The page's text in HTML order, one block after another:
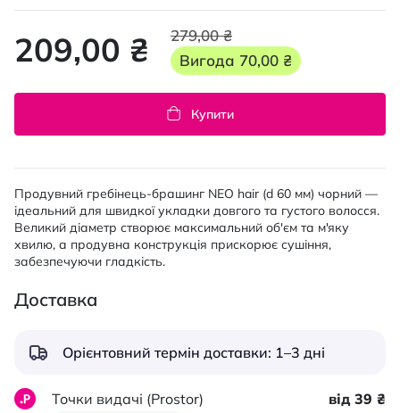
209,00 ₴
279,00 ₴
Вигода 70,00 ₴
Купити
Продувний гребінець-брашинг NEO hair (d 60 мм) чорний —
ідеальний для швидкої укладки довгого та густого волосся.
Великий діаметр створює максимальний об'єм та м'яку
хвилю, а продувна конструкція прискорює сушіння,
забезпечуючи гладкість.
Доставка
Орієнтовний термін доставки: 1–3 дні
Точки видачі (Prostor) від 39 ₴